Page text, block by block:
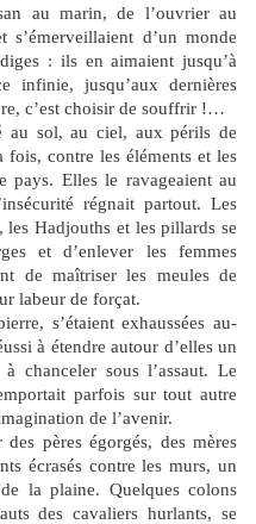
au marin, de l’ouvrier au
s’émerveillaient d’un monde
: ils en aimaient jusqu’à
infinie, jusqu’aux dernières
c’est choisir de souffrir !…
au sol, au ciel, aux périls de
contre les éléments et les
pays. Elles le ravageaient au
régnait partout. Les
les Hadjouths et les pillards se
et d’enlever les femmes
de maîtriser les meules de
labeur de forçat.
s’étaient exhaussées au-
à étendre autour d’elles un
chanceler sous l’assaut. Le
parfois sur tout autre
de l’avenir.
pères égorgés, des mères
écrasés contre les murs, un
la plaine. Quelques colons
des cavaliers hurlants, se